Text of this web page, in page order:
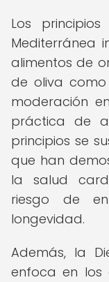
Los
Mediterránea
alimentos de
de oliva
moderación
práctica de
principios se
que han
la salud
riesgo de
longevidad.
Además, la
enfoca en los